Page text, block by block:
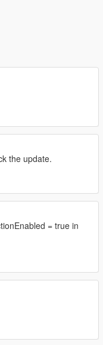
the update.
= true in